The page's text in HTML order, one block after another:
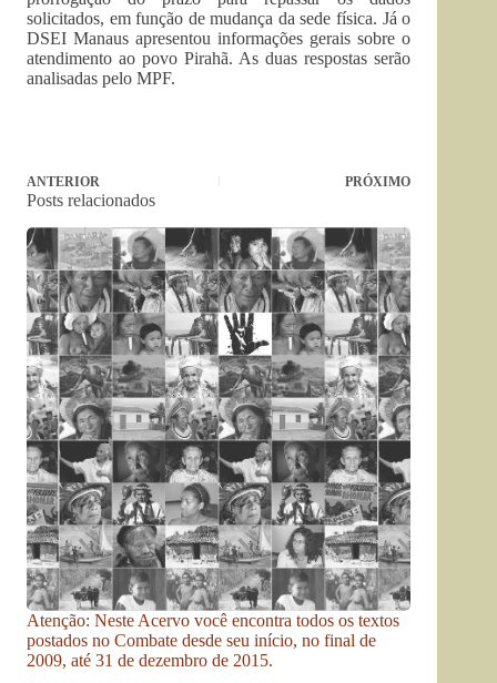
solicitados, em função de mudança da sede física. Já o
DSEI Manaus apresentou informações gerais sobre o
atendimento ao povo Pirahã. As duas respostas serão
analisadas pelo MPF.
ANTERIOR PRÓXIMO
Posts relacionados
Atenção: Neste Acervo você encontra todos os textos
postados no Combate desde seu início, no final de
2009, até 31 de dezembro de 2015.